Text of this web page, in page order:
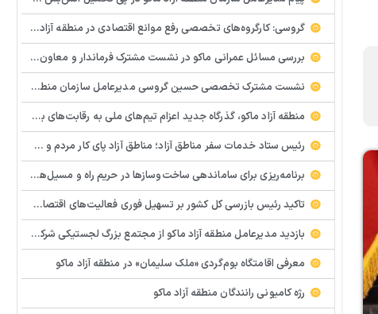
گروسی: کارگروه‌های تخصصی رفع موانع اقتصادی در منطقه آزاد ماکو تشکیل می‌شود
بررسی مسائل عمرانی ماکو در نشست مشترک فرماندار و معاون عمرانی منطقه آزاد
نشست مشترک تخصصی حسین گروسی مدیرعامل سازمان منطقه آزاد ماکو و شهلا تاجفر فرماندار ماکو بر ضرورت ساماندهی بازار، تأمین کالاهای اساسی و ارتقای جایگاه برند ماکو تأکید شد.
منطقه آزاد ماکو، گذرگاه جدید اعزام تیم‌های ملی به رقابت‌های بین‌المللی
رئیس ستاد خدمات سفر مناطق آزاد؛ مناطق آزاد پای کار مردم و فعالین اقتصادی هستند
برنامه‌ریزی برای ساماندهی ساخت‌وسازها در حریم راه و مسیل‌ها در منطقه آزاد ماکو
تاکید رئیس بازرسی کل کشور بر تسهیل فوری فعالیت‌های اقتصادی در مناطق آزاد / بسته تسهیلات حمایتی فعالان اقتصادی برای عبور از شرایط جنگی
بازدید مدیرعامل منطقه آزاد ماکو از مجتمع بزرگ لجستیکی شرکت تجارت باختر آذربایجان
معرفی اقامتگاه بوم‌گردی «ملک سلیمان» در منطقه آزاد ماکو
رژه کامیونی رانندگان منطقه آزاد ماکو